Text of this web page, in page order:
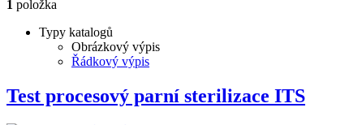
1 položka
Typy katalogů
Obrázkový výpis
Řádkový výpis
Test procesový parní sterilizace ITS